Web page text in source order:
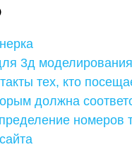
3д
тех, кто
должна
номеров